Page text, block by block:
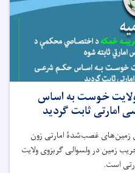
در ولایت خوست به اساس
ثابت گردید
غصب‌شدۀ امارتی زون
زمین در ولسوالی گربزوی ولایت
است.